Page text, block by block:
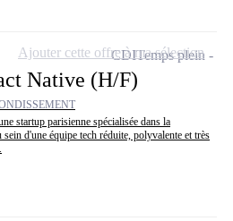
Native (H/F)
startup parisienne spécialisée dans la
d'une équipe tech réduite, polyvalente et très
CDITemps plein
Ajouter cette offre à ma sélection